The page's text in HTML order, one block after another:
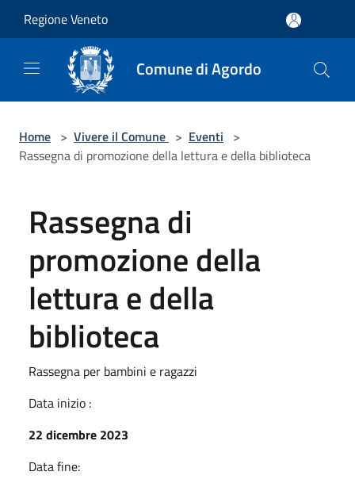
Regione Veneto
Comune di Agordo
Home > Vivere il Comune > Eventi >
Rassegna di promozione della lettura e della biblioteca
Rassegna di
promozione della
lettura e della
biblioteca
Rassegna per bambini e ragazzi
Data inizio :
22 dicembre 2023
Data fine: